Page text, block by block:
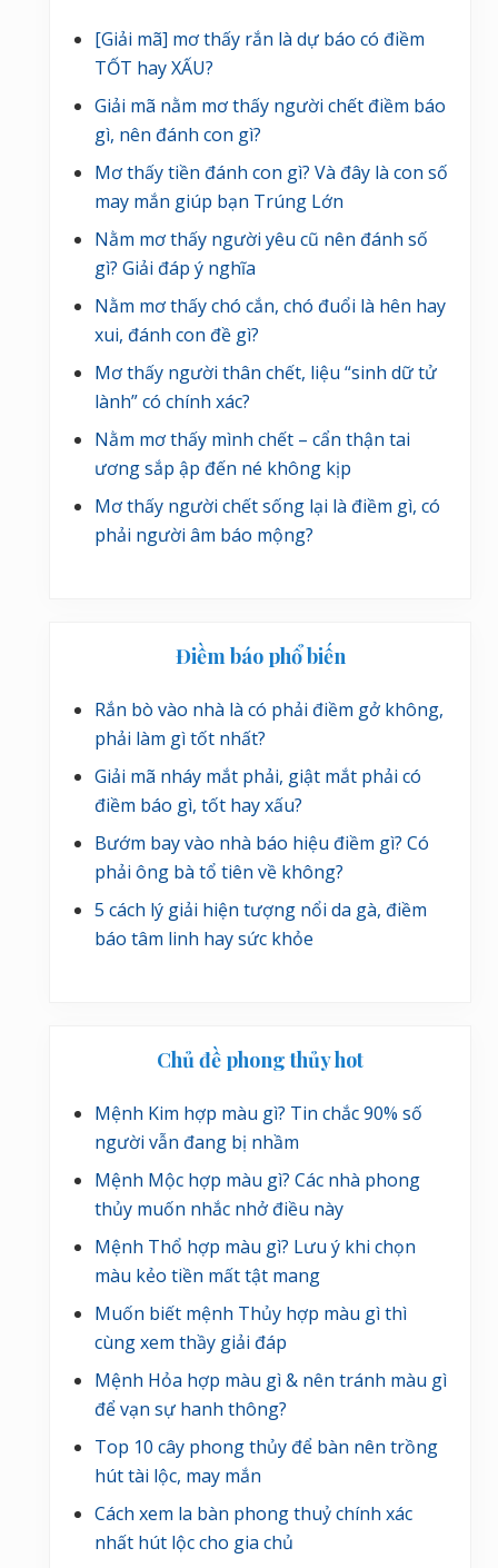
[Giải mã] mơ thấy rắn là dự báo có điềm
TỐT hay XẤU?
Giải mã nằm mơ thấy người chết điềm báo
gì, nên đánh con gì?
Mơ thấy tiền đánh con gì? Và đây là con số
may mắn giúp bạn Trúng Lớn
Nằm mơ thấy người yêu cũ nên đánh số
gì? Giải đáp ý nghĩa
Nằm mơ thấy chó cắn, chó đuổi là hên hay
xui, đánh con đề gì?
Mơ thấy người thân chết, liệu “sinh dữ tử
lành” có chính xác?
Nằm mơ thấy mình chết – cẩn thận tai
ương sắp ập đến né không kịp
Mơ thấy người chết sống lại là điềm gì, có
phải người âm báo mộng?
Điềm báo phổ biến
Rắn bò vào nhà là có phải điềm gở không,
phải làm gì tốt nhất?
Giải mã nháy mắt phải, giật mắt phải có
điềm báo gì, tốt hay xấu?
Bướm bay vào nhà báo hiệu điềm gì? Có
phải ông bà tổ tiên về không?
5 cách lý giải hiện tượng nổi da gà, điềm
báo tâm linh hay sức khỏe
Chủ đề phong thủy hot
Mệnh Kim hợp màu gì? Tin chắc 90% số
người vẫn đang bị nhầm
Mệnh Mộc hợp màu gì? Các nhà phong
thủy muốn nhắc nhở điều này
Mệnh Thổ hợp màu gì? Lưu ý khi chọn
màu kẻo tiền mất tật mang
Muốn biết mệnh Thủy hợp màu gì thì
cùng xem thầy giải đáp
Mệnh Hỏa hợp màu gì & nên tránh màu gì
để vạn sự hanh thông?
Top 10 cây phong thủy để bàn nên trồng
hút tài lộc, may mắn
Cách xem la bàn phong thuỷ chính xác
nhất hút lộc cho gia chủ